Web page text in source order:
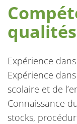
Expérience
Expérience
scolaire et de
Connaissance
stocks,